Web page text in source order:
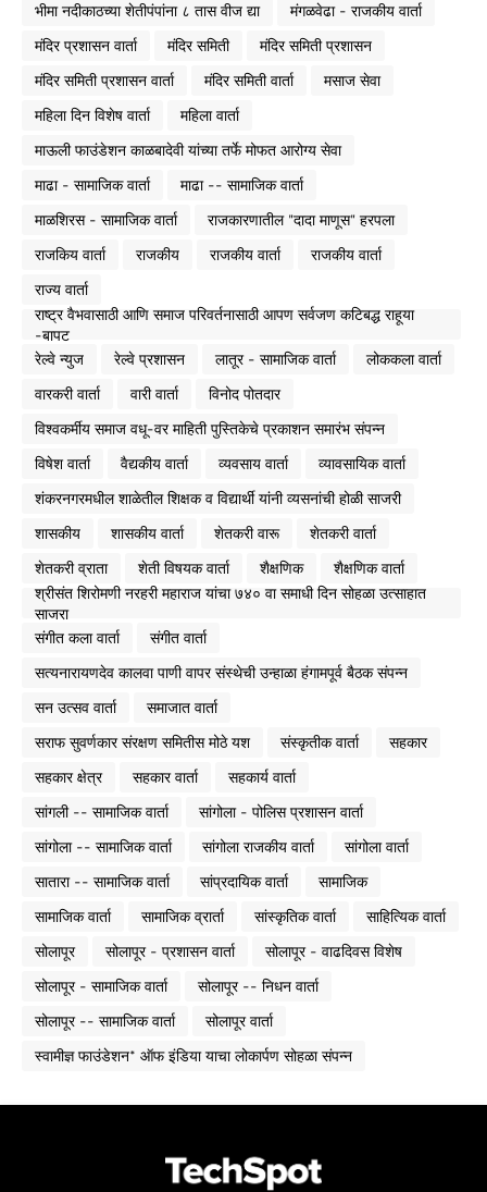
भीमा नदीकाठच्या शेतीपंपांना ८ तास वीज द्या
मंगळवेढा - राजकीय वार्ता
मंदिर प्रशासन वार्ता
मंदिर समिती
मंदिर समिती प्रशासन
मंदिर समिती प्रशासन वार्ता
मंदिर समिती वार्ता
मसाज सेवा
महिला दिन विशेष वार्ता
महिला वार्ता
माऊली फाउंडेशन काळबादेवी यांच्या तर्फे मोफत आरोग्य सेवा
माढा - सामाजिक वार्ता
माढा -- सामाजिक वार्ता
माळशिरस - सामाजिक वार्ता
राजकारणातील "दादा माणूस" हरपला
राजकिय वार्ता
राजकीय राजकीय वार्ता
राजकीय वार्ता
राज्य वार्ता
राष्ट्र वैभवासाठी आणि समाज परिवर्तनासाठी आपण सर्वजण कटिबद्ध राहूया
-बापट
रेल्वे न्युज
रेल्वे प्रशासन लातूर - सामाजिक वार्ता
लोककला वार्ता
वारकरी वार्ता
वारी वार्ता
विनोद पोतदार
विश्वकर्मीय समाज वधू-वर माहिती पुस्तिकेचे प्रकाशन समारंभ संपन्न
विषेश वार्ता
वैद्यकीय वार्ता व्यवसाय वार्ता
व्यावसायिक वार्ता
शंकरनगरमधील शाळेतील शिक्षक व विद्यार्थी यांनी व्यसनांची होळी साजरी
शासकीय
शासकीय वार्ता शेतकरी वारू
शेतकरी वार्ता
शेतकरी व्राता
शेती विषयक वार्ता शैक्षणिक
शैक्षणिक वार्ता
श्रीसंत शिरोमणी नरहरी महाराज यांचा ७४० वा समाधी दिन सोहळा उत्साहात
साजरा
संगीत कला वार्ता
संगीत वार्ता
सत्यनारायणदेव कालवा पाणी वापर संस्थेची उन्हाळा हंगामपूर्व बैठक संपन्न
सन उत्सव वार्ता
समाजात वार्ता
सराफ सुवर्णकार संरक्षण समितीस मोठे यश
संस्कृतीक वार्ता
सहकार
सहकार क्षेत्र
सहकार वार्ता
सहकार्य वार्ता
सांगली -- सामाजिक वार्ता
सांगोला - पोलिस प्रशासन वार्ता
सांगोला -- सामाजिक वार्ता
सांगोला राजकीय वार्ता
सांगोला वार्ता
सातारा -- सामाजिक वार्ता
सांप्रदायिक वार्ता
सामाजिक
सामाजिक वार्ता
सामाजिक व्रार्ता सांस्कृतिक वार्ता
साहित्यिक वार्ता
सोलापूर
सोलापूर - प्रशासन वार्ता
सोलापूर - वाढदिवस विशेष
सोलापूर - सामाजिक वार्ता
सोलापूर -- निधन वार्ता
सोलापूर -- सामाजिक वार्ता
सोलापूर वार्ता
स्वामीज्ञ फाउंडेशन* ऑफ इंडिया याचा लोकार्पण सोहळा संपन्न